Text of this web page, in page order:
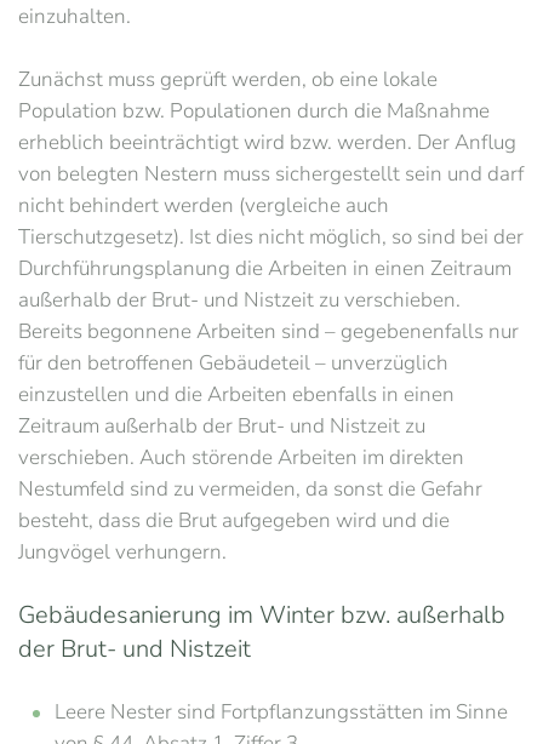
einzuhalten.
Zunächst muss geprüft werden, ob eine lokale
Population bzw. Populationen durch die Maßnahme
erheblich beeinträchtigt wird bzw. werden. Der Anflug
von belegten Nestern muss sichergestellt sein und darf
nicht behindert werden (vergleiche auch
Tierschutzgesetz). Ist dies nicht möglich, so sind bei der
Durchführungsplanung die Arbeiten in einen Zeitraum
außerhalb der Brut- und Nistzeit zu verschieben.
Bereits begonnene Arbeiten sind – gegebenenfalls nur
für den betroffenen Gebäudeteil – unverzüglich
einzustellen und die Arbeiten ebenfalls in einen
Zeitraum außerhalb der Brut- und Nistzeit zu
verschieben. Auch störende Arbeiten im direkten
Nestumfeld sind zu vermeiden, da sonst die Gefahr
besteht, dass die Brut aufgegeben wird und die
Jungvögel verhungern.
Gebäudesanierung im Winter bzw. außerhalb
der Brut- und Nistzeit
Leere Nester sind Fortpflanzungsstätten im Sinne